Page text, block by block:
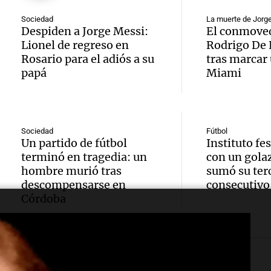
Una
Episodios
Leo con
Episodios
Audio.
Jorge,
llegó"
Una
Episodios
Audio.
Jorge
una
con
Audio.
tras
Audio.
Sociedad
Despiden a Jorge Messi:
Lionel de regreso en
Rosario para el adiós a su
papá
La muerte de
El
Rodrigo De
tras marcar
Miami
Sociedad
Un partido de fútbol
terminó en tragedia: un
hombre murió tras
descompensarse en
Córdoba
Fútbol
Instituto
con un
sumó su
consecutivo